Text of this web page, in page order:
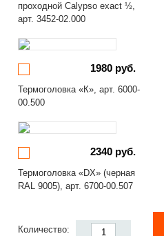
проходной Calypso exact ½,
арт. 3452-02.000
1980 руб.
Термоголовка «К», арт. 6000-
00.500
2340 руб.
Термоголовка «DX» (черная
RAL 9005), арт. 6700-00.507
Количество: